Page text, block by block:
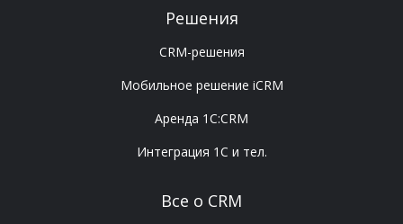
Решения
CRM-решения
Мобильное решение iCRM
Аренда 1C:CRM
Интеграция 1С и тел.
Все о CRM